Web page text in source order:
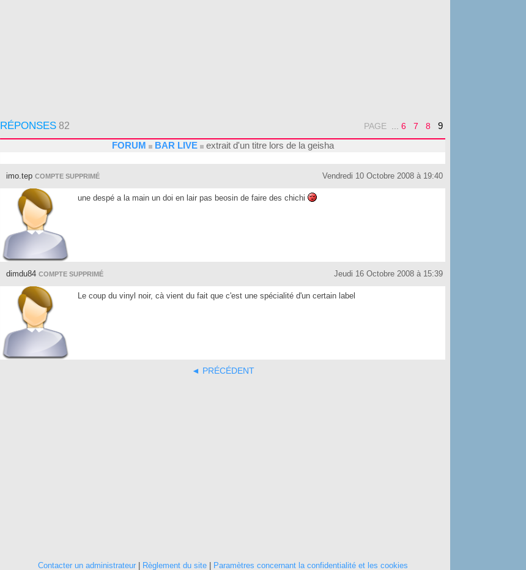
RÉPONSES 82 PAGE 6 7 8
9
FORUM
BAR LIVE extrait d'un titre lors de la geisha
imo.tep COMPTE SUPPRIMÉ Vendredi 10 Octobre 2008 à 19:40
une despé a la main un doi en lair pas beosin de faire des chichi
dimdu84 COMPTE SUPPRIMÉ Jeudi 16 Octobre 2008 à 15:39
Le coup du vinyl noir, cà vient du fait que c'est une spécialité d'un certain label
◄ PRÉCÉDENT
Contacter un administrateur| Règlement du site| Paramètres concernant la confidentialité et les cookies